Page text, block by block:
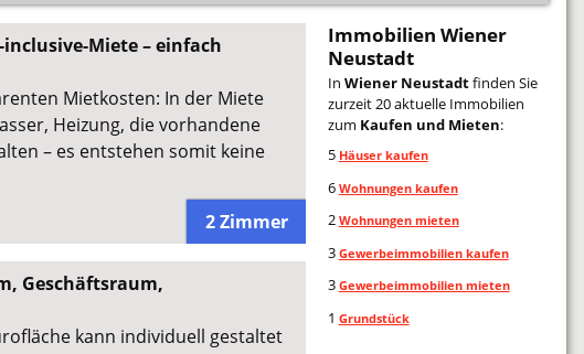
inclusive-Miete – einfach
Mietkosten: In der Miete
Heizung, die vorhandene
– es entstehen somit keine
2 Zimmer
Geschäftsraum,
kann individuell gestaltet
Immobilien Wiener
Neustadt
In Wiener Neustadtfinden Sie
zurzeit 20 aktuelle Immobilien
zum Kaufen und Mieten:
5 Häuser kaufen
6 Wohnungen kaufen
2 Wohnungen mieten
3 Gewerbeimmobilien kaufen
3 Gewerbeimmobilien mieten
1 Grundstück